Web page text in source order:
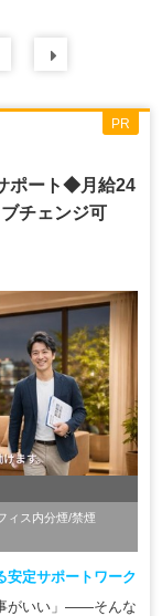
ポート◆月給24
チェンジ可
ィス内分煙/禁煙
安定サポートワーク
がいい」——そんな
PR